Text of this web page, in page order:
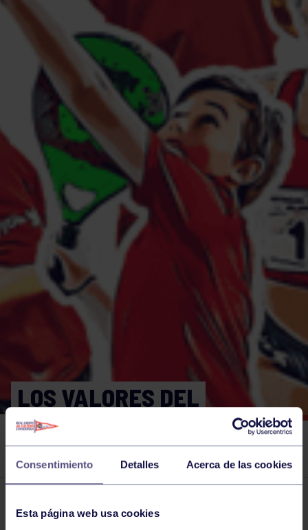
Consentimiento Detalles Acerca de las cookies
Esta página web usa cookies
LOS VALORES DEL
DEPORTE Y LA POESÍA,
UNIDOS EN GIJÓN.
El grupo en prensa